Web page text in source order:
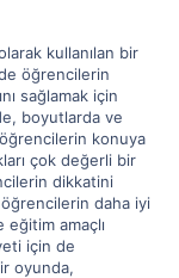
kullanılan bir
öğrencilerin
sağlamak için
boyutlarda ve
konuya
çok değerli bir
dikkatini
daha iyi
eğitim amaçlı
için de
oyunda,